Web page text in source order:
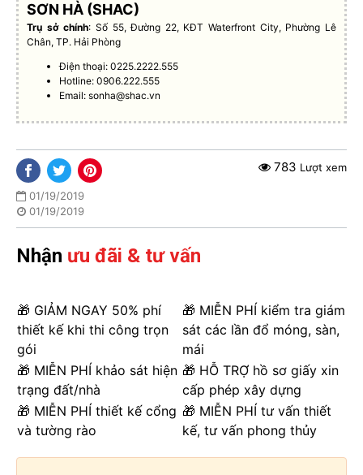
SƠN HÀ (SHAC)
Trụ sở chính: Số 55, Đường 22, KĐT Waterfront City, Phường Lê
Chân, TP. Hải Phòng
Điện thoại: 0225.2222.555
Hotline: 0906.222.555
Email:sonha@shac.vn
01/19/2019
01/19/2019
783 Lượt xem
Nhận ưu đãi & tư vấn
🎁 GIẢM NGAY 50% phí
thiết kế khi thi công trọn
gói
🎁 MIỄN PHÍ kiểm tra giám
sát các lần đổ móng, sàn,
mái
🎁 MIỄN PHÍ khảo sát hiện
trạng đất/nhà
🎁 HỖ TRỢ hồ sơ giấy xin
cấp phép xây dựng
🎁 MIỄN PHÍ thiết kế cổng
và tường rào
🎁 MIỄN PHÍ tư vấn thiết
kế, tư vấn phong thủy